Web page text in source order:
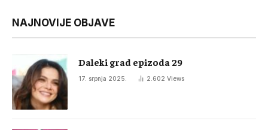
NAJNOVIJE OBJAVE
Daleki grad epizoda 29
17. srpnja 2025. 2.602 Views